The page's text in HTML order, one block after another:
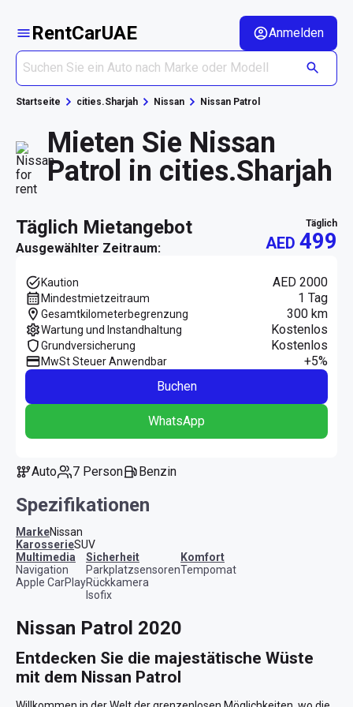
RentCarUAE Anmelden
Startseite cities.Sharjah Nissan Nissan Patrol
Mieten Sie Nissan
Patrol in cities.Sharjah
täglich Mietangebot
Ausgewählter Zeitraum:
täglich
AED 499
Kaution AED 2000
Mindestmietzeitraum 1 Tag
Gesamtkilometerbegrenzung 300 km
Wartung und Instandhaltung Kostenlos
Grundversicherung Kostenlos
MwSt Steuer Anwendbar
+5%
Buchen
WhatsApp
Auto 7 Person Benzin
Spezifikationen
MarkeNissan
KarosserieSUV
Multimedia
Navigation
Apple CarPlay
Sicherheit
Parkplatzsensoren
Rückkamera
Isofix
Komfort
Tempomat
Nissan Patrol 2020
Entdecken Sie die majestätische Wüste
mit dem Nissan Patrol